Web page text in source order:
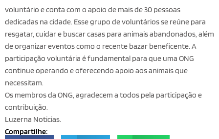
voluntário e conta com o apoio de mais de 30 pessoas
dedicadas na cidade. Esse grupo de voluntários se reúne para
resgatar, cuidar e buscar casas para animais abandonados, além
de organizar eventos como o recente bazar beneficente. A
participação voluntária é fundamental para que uma ONG
continue operando e oferecendo apoio aos animais que
necessitam.
Os membros da ONG, agradecem a todos pela participação e
contribuição.
Luzerna Noticias.
Compartilhe: